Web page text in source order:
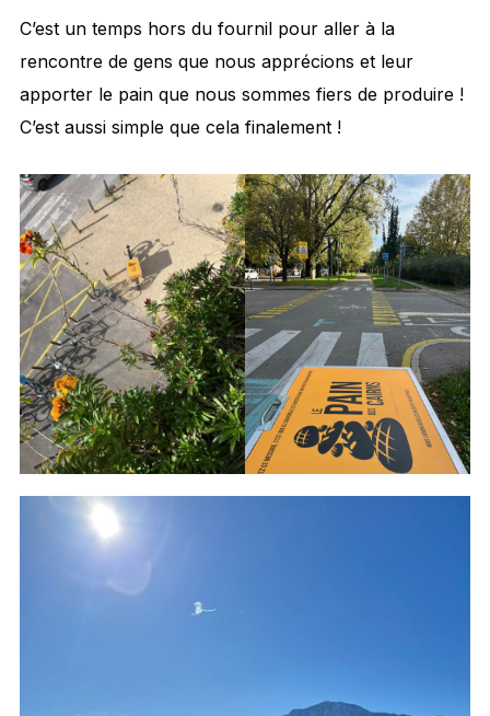
C’est un temps hors du fournil pour aller à la
rencontre de gens que nous apprécions et leur
apporter le pain que nous sommes fiers de produire !
C’est aussi simple que cela finalement !